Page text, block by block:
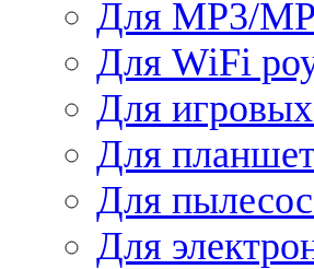
Для MP3/
Для WiFi
Для
Для
Для
Для